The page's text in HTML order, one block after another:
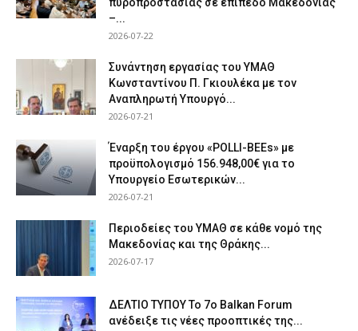
πυροπροστασίας σε επίπεδο Μακεδονίας
–...
2026-07-22
Συνάντηση εργασίας του ΥΜΑΘ
Κωνσταντίνου Π. Γκιουλέκα με τον
Αναπληρωτή Υπουργό...
2026-07-21
Έναρξη του έργου «POLLI-BEEs» με
προϋπολογισμό 156.948,00€ για το
Υπουργείο Εσωτερικών...
2026-07-21
Περιοδείες του ΥΜΑΘ σε κάθε νομό της
Μακεδονίας και της Θράκης...
2026-07-17
ΔΕΛΤΙΟ ΤΥΠΟΥ Το 7ο Balkan Forum
ανέδειξε τις νέες προοπτικές της...